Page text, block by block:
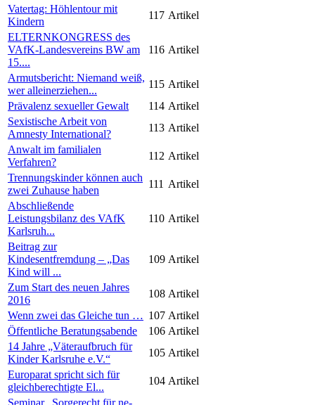
Vatertag: Höhlentour mit
Kindern
117 Artikel
ELTERNKONGRESS des
VAfK-Landesvereins BW am
15....
116 Artikel
Armutsbericht: Niemand weiß,
wer alleinerziehen...
115 Artikel
Prävalenz sexueller Gewalt
114 Artikel
Sexistische Arbeit von
Amnesty International?
113 Artikel
Anwalt im familialen
Verfahren?
112 Artikel
Trennungskinder können auch
zwei Zuhause haben
111 Artikel
Abschließende
Leistungsbilanz des VAfK
Karlsruh...
110 Artikel
Beitrag zur
Kindesentfremdung – „Das
Kind will ...
109 Artikel
Zum Start des neuen Jahres
2016
108 Artikel
Wenn zwei das Gleiche tun … 107 Artikel
Öffentliche Beratungsabende
106 Artikel
14 Jahre „Väteraufbruch für
Kinder Karlsruhe e.V.“
105 Artikel
Europarat spricht sich für
gleichberechtigte El...
104 Artikel
Seminar „Sorgerecht für ne-